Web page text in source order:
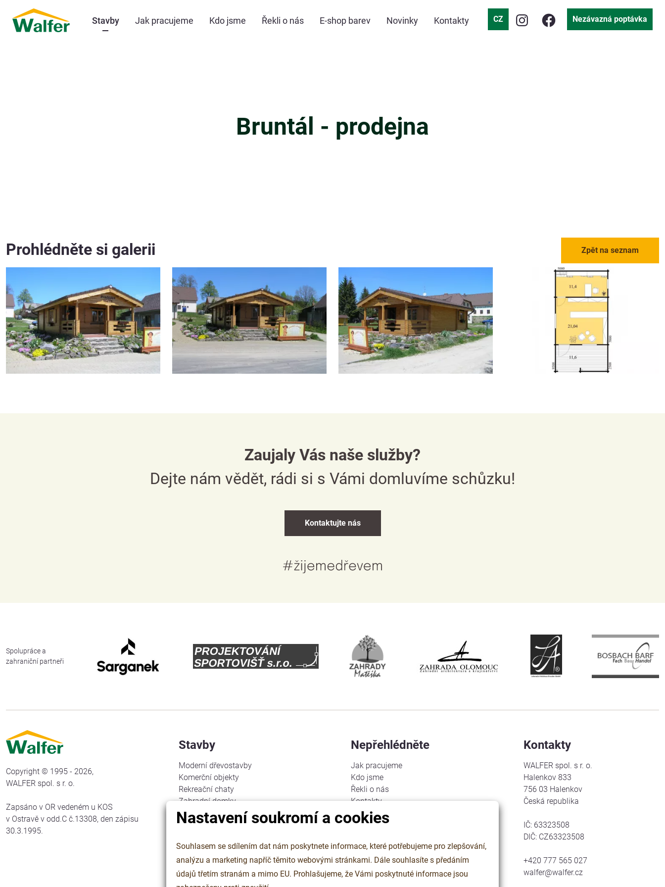
Stavby Jak pracujeme Kdo jsme Řekli o nás E-shop barev Novinky Kontakty CZ Nezávazná poptávka
Bruntál - prodejna
Prohlédněte si galerii Zpět na seznam
Zaujaly Vás naše služby?
Dejte nám vědět, rádi si s Vámi domluvíme schůzku!
Kontaktujte nás
Spolupráce a
zahraniční partneři
Copyright © 1995 - 2026,
WALFER spol. s r. o.
Zapsáno v OR vedeném u KOS
v Ostravě v odd.C č.13308, den zápisu
30.3.1995.
Stavby
Moderní dřevostavby
Komerční objekty
Rekreační chaty
Zahradní domky
Venkovní sauny
Altány
Chatky do kempů
Tesařské konstrukce
Venkovní učebny
Nepřehlédněte
Jak pracujeme
Kdo jsme
Řekli o nás
Kontakty
Cookies
Ochrana osobních údajů
Kontakty
WALFER spol. s r. o.
Halenkov 833
756 03 Halenkov
Česká republika
IČ: 63323508
DIČ: CZ63323508
+420 777 565 027
walfer@walfer.cz
Česky
English
Deutsch
Nastavení soukromí a cookies
Souhlasem se sdílením dat nám poskytnete informace, které potřebujeme pro zlepšování,
analýzu a marketing napříč těmito webovými stránkami. Dále souhlasíte s předáním
údajů třetím stranám a mimo EU. Prohlašujeme, že Vámi poskytnuté informace jsou